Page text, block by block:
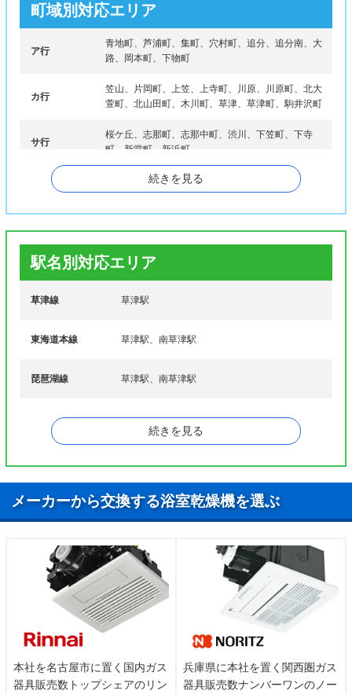
町域別対応エリア
ア行
青地町、芦浦町、集町、穴村町、追分、追分南、大
路、岡本町、下物町
カ行
笠山、片岡町、上笠、上寺町、川原、川原町、北大
萱町、北山田町、木川町、草津、草津町、駒井沢町
サ行
桜ケ丘、志那町、志那中町、渋川、下笠町、下寺
町、新堂町、新浜町
長束町、西大路町、西草津、西渋川、西矢倉、野
路、野路町、野路東、野村
マ行 御倉町、南笠町、南笠東、南草津、南山田町
続きを見る
駅名別対応エリア
草津線 草津駅
東海道本線 草津駅、南草津駅
琵琶湖線 草津駅、南草津駅
続きを見る
メーカーから交換する浴室乾燥機を選ぶ
本社を名古屋市に置く国内ガス
器具販売数トップシェアのリン
兵庫県に本社を置く関西圏ガス
器具販売数ナンバーワンのノー